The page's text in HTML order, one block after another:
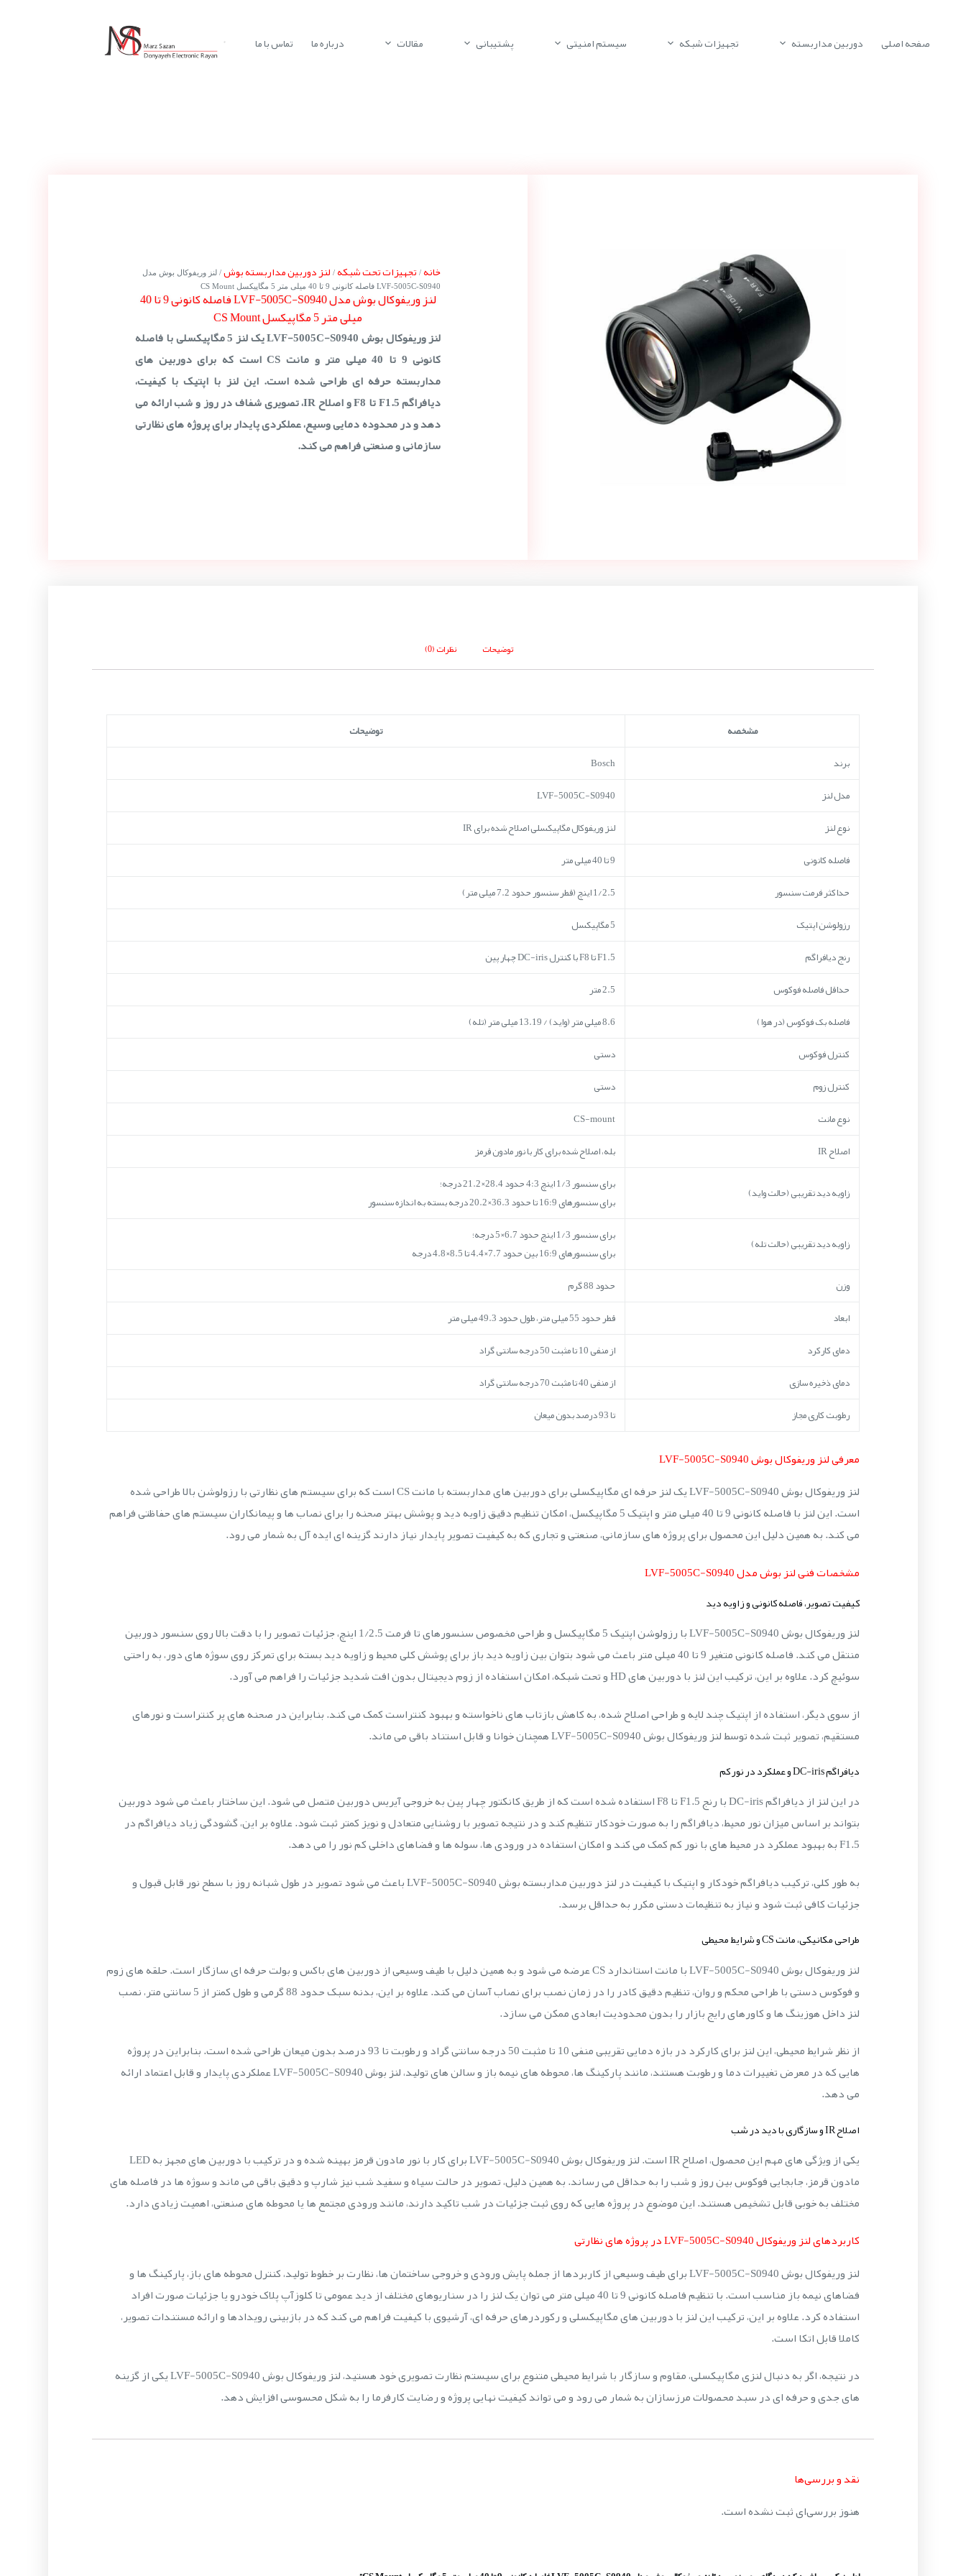
صفحه اصلی دوربین مداربسته تجهیزات شبکه سیستم امنیتی پشتیبانی مقالات درباره ما تماس با ما
خانه/ تجهیزات تحت شبکه/ لنز دوربین مداربسته بوش/ لنز وریفوکال بوش مدل
LVF-5005C-S0940 فاصله کانونی 9 تا 40 میلی متر 5 مگاپیکسل CS Mount
لنز وریفوکال بوش مدل LVF-5005C-S0940 فاصله کانونی 9 تا 40
میلی متر 5 مگاپیکسل CS Mount
لنز وریفوکال بوش LVF-5005C-S0940 یک لنز 5 مگاپیکسلی با فاصله
کانونی 9 تا 40 میلی متر و مانت CS است که برای دوربین های
مداربسته حرفه ای طراحی شده است. این لنز با اپتیک با کیفیت،
دیافراگم F1.5 تا F8 و اصلاح IR، تصویری شفاف در روز و شب ارائه می
دهد و در محدوده دمایی وسیع، عملکردی پایدار برای پروژه های نظارتی
سازمانی و صنعتی فراهم می کند.
توضیحات نظرات (0)
مشخصه
توضیحات
برند
Bosch
مدل لنز
LVF-5005C-S0940
نوع لنز
لنز وریفوکال مگاپیکسلی اصلاح شده برای IR
فاصله کانونی
9 تا 40 میلی متر
حداکثر فرمت سنسور
1/2.5 اینچ (قطر سنسور حدود 7.2 میلی متر)
رزولوشن اپتیک
5 مگاپیکسل
رنج دیافراگم
F1.5 تا F8 با کنترل DC-iris چهار پین
حداقل فاصله فوکوس
2.5 متر
فاصله بک فوکوس (در هوا)
8.6 میلی متر (واید) / 13.19 میلی متر (تله)
کنترل فوکوس
دستی
کنترل زوم
دستی
نوع مانت
CS-mount
اصلاح IR
بله، اصلاح شده برای کار با نور مادون قرمز
زاویه دید تقریبی (حالت واید)
برای سنسور 1/3 اینچ 4:3 حدود 28.4×21.2 درجه؛
برای سنسورهای 16:9 تا حدود 36.3×20.2 درجه بسته به اندازه سنسور
زاویه دید تقریبی (حالت تله)
برای سنسور 1/3 اینچ حدود 6.7×5 درجه؛
برای سنسورهای 16:9 بین حدود 7.7×4.4 تا 8.5×4.8 درجه
وزن
حدود 88 گرم
ابعاد
قطر حدود 55 میلی متر، طول حدود 49.3 میلی متر
دمای کارکرد
از منفی 10 تا مثبت 50 درجه سانتی گراد
دمای ذخیره سازی
از منفی 40 تا مثبت 70 درجه سانتی گراد
رطوبت کاری مجاز
تا 93 درصد بدون میعان
معرفی لنز وریفوکال بوش LVF-5005C-S0940
لنز وریفوکال بوش LVF-5005C-S0940 یک لنز حرفه ای مگاپیکسلی برای دوربین های مداربسته با مانت CS است که برای سیستم های نظارتی با رزولوشن بالا طراحی شده
است. این لنز با فاصله کانونی 9 تا 40 میلی متر و اپتیک 5 مگاپیکسل، امکان تنظیم دقیق زاویه دید و پوشش بهتر صحنه را برای نصاب ها و پیمانکاران سیستم های حفاظتی فراهم
می کند. به همین دلیل این محصول برای پروژه های سازمانی، صنعتی و تجاری که به کیفیت تصویر پایدار نیاز دارند گزینه ای ایده آل به شمار می رود.
مشخصات فنی لنز بوش مدل LVF-5005C-S0940
کیفیت تصویر، فاصله کانونی و زاویه دید
لنز وریفوکال بوش LVF-5005C-S0940 با رزولوشن اپتیک 5 مگاپیکسل و طراحی مخصوص سنسورهای تا فرمت 1/2.5 اینچ، جزئیات تصویر را با دقت بالا روی سنسور دوربین
منتقل می کند. فاصله کانونی متغیر 9 تا 40 میلی متر باعث می شود بتوان بین زاویه دید باز برای پوشش کلی محیط و زاویه دید بسته برای تمرکز روی سوژه های دور، به راحتی
سوئیچ کرد. علاوه بر این، ترکیب این لنز با دوربین های HD و تحت شبکه، امکان استفاده از زوم دیجیتال بدون افت شدید جزئیات را فراهم می آورد.
از سوی دیگر، استفاده از اپتیک چند لایه و طراحی اصلاح شده، به کاهش بازتاب های ناخواسته و بهبود کنتراست کمک می کند. بنابراین در صحنه های پر کنتراست و نورهای
مستقیم، تصویر ثبت شده توسط لنز وریفوکال بوش LVF-5005C-S0940 همچنان خوانا و قابل استناد باقی می ماند.
دیافراگم DC-iris و عملکرد در نور کم
در این لنز از دیافراگم DC-iris با رنج F1.5 تا F8 استفاده شده است که از طریق کانکتور چهار پین به خروجی آیریس دوربین متصل می شود. این ساختار باعث می شود دوربین
بتواند بر اساس میزان نور محیط، دیافراگم را به صورت خودکار تنظیم کند و در نتیجه تصویر با روشنایی متعادل و نویز کمتر ثبت شود. علاوه بر این، گشودگی زیاد دیافراگم در
F1.5 به بهبود عملکرد در محیط های با نور کم کمک می کند و امکان استفاده در ورودی ها، سوله ها و فضاهای داخلی کم نور را می دهد.
به طور کلی، ترکیب دیافراگم خودکار و اپتیک با کیفیت در لنز دوربین مداربسته بوش LVF-5005C-S0940 باعث می شود تصویر در طول شبانه روز با سطح نور قابل قبول و
جزئیات کافی ثبت شود و نیاز به تنظیمات دستی مکرر به حداقل برسد.
طراحی مکانیکی، مانت CS و شرایط محیطی
لنز وریفوکال بوش LVF-5005C-S0940 با مانت استاندارد CS عرضه می شود و به همین دلیل با طیف وسیعی از دوربین های باکس و بولت حرفه ای سازگار است. حلقه های زوم
و فوکوس دستی با طراحی محکم و روان، تنظیم دقیق کادر را در زمان نصب برای نصاب آسان می کند. علاوه بر این، بدنه سبک حدود 88 گرمی و طول کمتر از 5 سانتی متر، نصب
لنز داخل هوزینگ ها و کاورهای رایج بازار را بدون محدودیت ابعادی ممکن می سازد.
از نظر شرایط محیطی، این لنز برای کارکرد در بازه دمایی تقریبی منفی 10 تا مثبت 50 درجه سانتی گراد و رطوبت تا 93 درصد بدون میعان طراحی شده است. بنابراین در پروژه
هایی که در معرض تغییرات دما و رطوبت هستند، مانند پارکینگ ها، محوطه های نیمه باز و سالن های تولید، لنز بوش LVF-5005C-S0940 عملکردی پایدار و قابل اعتماد ارائه
می دهد.
اصلاح IR و سازگاری با دید در شب
یکی از ویژگی های مهم این محصول، اصلاح IR است. لنز وریفوکال بوش LVF-5005C-S0940 برای کار با نور مادون قرمز بهینه شده و در ترکیب با دوربین های مجهز به LED
مادون قرمز، جابجایی فوکوس بین روز و شب را به حداقل می رساند. به همین دلیل، تصویر در حالت سیاه و سفید شب نیز شارپ و دقیق باقی می ماند و سوژه ها در فاصله های
مختلف به خوبی قابل تشخیص هستند. این موضوع در پروژه هایی که روی ثبت جزئیات در شب تاکید دارند، مانند ورودی مجتمع ها یا محوطه های صنعتی، اهمیت زیادی دارد.
کاربردهای لنز وریفوکال LVF-5005C-S0940 در پروژه های نظارتی
لنز وریفوکال بوش LVF-5005C-S0940 برای طیف وسیعی از کاربردها از جمله پایش ورودی و خروجی ساختمان ها، نظارت بر خطوط تولید، کنترل محوطه های باز، پارکینگ ها و
فضاهای نیمه باز مناسب است. با تنظیم فاصله کانونی 9 تا 40 میلی متر می توان یک لنز را در سناریوهای مختلف از دید عمومی تا کلوزآپ پلاک خودرو یا جزئیات صورت افراد
استفاده کرد. علاوه بر این، ترکیب این لنز با دوربین های مگاپیکسلی و رکوردرهای حرفه ای، آرشیوی با کیفیت فراهم می کند که در بازبینی رویدادها و ارائه مستندات تصویر،
کاملا قابل اتکا است.
در نتیجه، اگر به دنبال لنزی مگاپیکسلی، مقاوم و سازگار با شرایط محیطی متنوع برای سیستم نظارت تصویری خود هستید، لنز وریفوکال بوش LVF-5005C-S0940 یکی از گزینه
های جدی و حرفه ای در سبد محصولات مرزسازان به شمار می رود و می تواند کیفیت نهایی پروژه و رضایت کارفرما را به شکل محسوسی افزایش دهد.
نقد و بررسی‌ها
هنوز بررسی‌ای ثبت نشده است.